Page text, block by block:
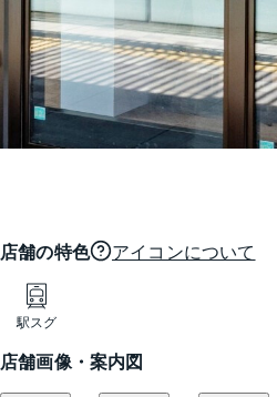
店舗の特色 アイコンについて
駅スグ
店舗画像・案内図